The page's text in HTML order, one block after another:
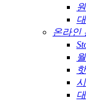
온라인